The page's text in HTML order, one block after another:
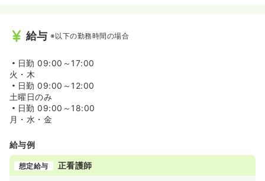
給与 ※以下の勤務時間の場合
日勤 09:00～17:00
火・木
日勤 09:00～12:00
土曜日のみ
日勤 09:00～18:00
月・水・金
給与例
想定給与 正看護師